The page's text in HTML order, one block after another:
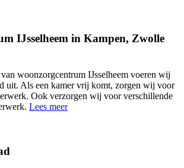
IJsselheem in Kampen, Zwolle
woonzorgcentrum IJsselheem voeren wij
uit. Als een kamer vrij komt, zorgen wij voor
Ook verzorgen wij voor verschillende
Lees meer